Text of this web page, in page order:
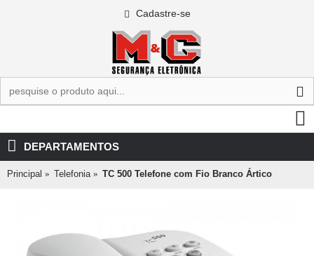
Cadastre-se
DEPARTAMENTOS
Principal Telefonia TC 500 Telefone com Fio Branco Ártico